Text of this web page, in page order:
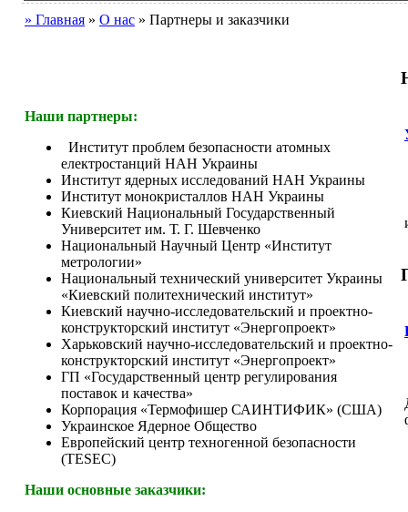
» Главная » О нас » Партнеры и заказчики
Наши партнеры:
Институт проблем безопасности атомных
електростанций НАН Украины
Институт ядерных исследований НАН Украины
Институт монокристаллов НАН Украины
Киевский Национальный Государственный
Университет им. Т. Г. Шевченко
Национальный Научный Центр «Институт
метрологии»
Национальный технический университет Украины
«Киевский политехнический институт»
Киевский научно-исследовательский и проектно-
конструкторский институт «Энергопроект»
Харьковский научно-исследовательский и проектно-
конструкторский институт «Энергопроект»
ГП «Государственный центр регулирования
поставок и качества»
Корпорация «Термофишер САИНТИФИК» (США)
Украинское Ядерное Общество
Европейский центр техногенной безопасности
(TESEC)
Наши основные заказчики: